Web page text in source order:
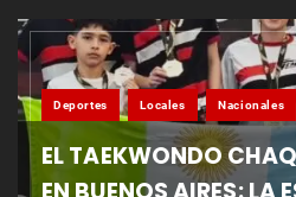
Deportes Locales Nacionales
EL TAEKWONDO